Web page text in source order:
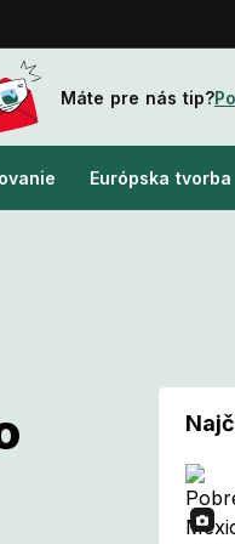
a ako je to s príplatkami?
Máte pre nás tip?
Európska tvorba